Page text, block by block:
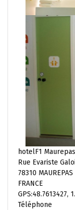
hotelF1
Rue Evariste
78310 MAUREPAS
FRANCE
GPS:48.7613427,
Téléphone